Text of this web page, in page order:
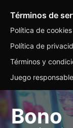
Bono
Términos de
Política de cookies
Política de
Términos y
Juego responsable
Contactos
+356 32 377116